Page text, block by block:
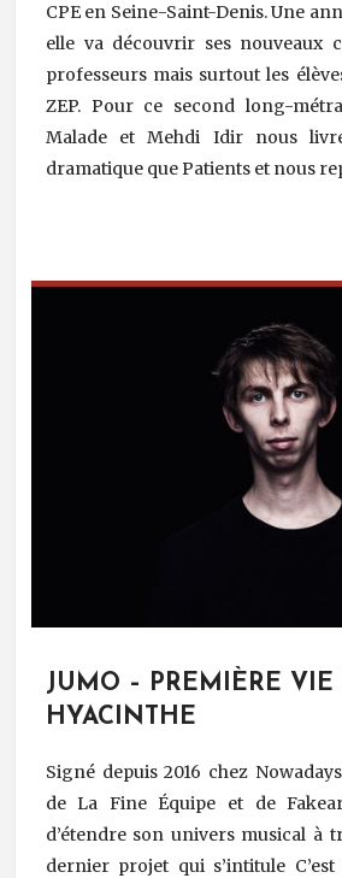
CPE en Seine-Saint-Denis. Une
elle va découvrir ses nouveaux
professeurs mais surtout les
ZEP. Pour ce second long-
Malade et Mehdi Idir nous
dramatique que Patients et nous
JUMO – PREMIÈRE VIE
HYACINTHE
Signé depuis 2016 chez
de La Fine Équipe et de
d’étendre son univers musical à
dernier projet qui s’intitule